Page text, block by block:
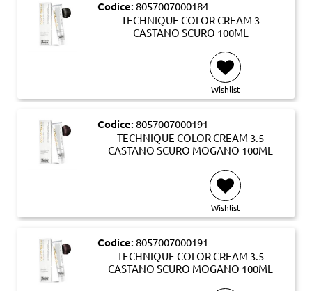
Codice: 8057007000184
TECHNIQUE COLOR CREAM 3
CASTANO SCURO 100ML
Wishlist
Codice: 8057007000191
TECHNIQUE COLOR CREAM 3.5
CASTANO SCURO MOGANO 100ML
Wishlist
Codice: 8057007000191
TECHNIQUE COLOR CREAM 3.5
CASTANO SCURO MOGANO 100ML